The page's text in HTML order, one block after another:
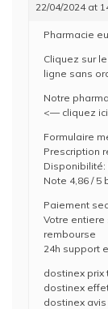
22/04/2024 at
Pharmacie
Cliquez sur
ligne sans
Notre
<— cliquez ici
Formulaire
Prescription
Disponibilité:
Note 4,86 / 5
Paiement
Votre
rembourse
24h support
dostinex prix
dostinex
dostinex